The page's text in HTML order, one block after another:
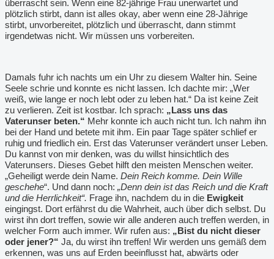
überrascht sein. Wenn eine 82-jährige Frau unerwartet und
plötzlich stirbt, dann ist alles okay, aber wenn eine 28-Jährige
stirbt, unvorbereitet, plötzlich und überrascht, dann stimmt
irgendetwas nicht. Wir müssen uns vorbereiten.
Damals fuhr ich nachts um ein Uhr zu diesem Walter hin. Seine
Seele schrie und konnte es nicht lassen. Ich dachte mir: „Wer
weiß, wie lange er noch lebt oder zu leben hat.“ Da ist keine Zeit
zu verlieren. Zeit ist kostbar. Ich sprach: „Lass uns das
Vaterunser beten.“ Mehr konnte ich auch nicht tun. Ich nahm ihn
bei der Hand und betete mit ihm. Ein paar Tage später schlief er
ruhig und friedlich ein. Erst das Vaterunser verändert unser Leben.
Du kannst von mir denken, was du willst hinsichtlich des
Vaterunsers. Dieses Gebet hilft den meisten Menschen weiter.
„Geheiligt werde dein Name. Dein Reich komme. Dein Wille
geschehe“. Und dann noch: „Denn dein ist das Reich und die Kraft
und die Herrlichkeit“. Frage ihn, nachdem du in die Ewigkeit
eingingst. Dort erfährst du die Wahrheit, auch über dich selbst. Du
wirst ihn dort treffen, sowie wir alle anderen auch treffen werden, in
welcher Form auch immer. Wir rufen aus: „Bist du nicht dieser
oder jener?“ Ja, du wirst ihn treffen! Wir werden uns gemäß dem
erkennen, was uns auf Erden beeinflusst hat, abwärts oder